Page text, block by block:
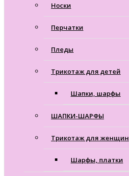
Носки
Перчатки
Пледы
Трикотаж для детей
Шапки, шарфы
ШАПКИ-ШАРФЫ
Трикотаж для женщин
Шарфы, платки